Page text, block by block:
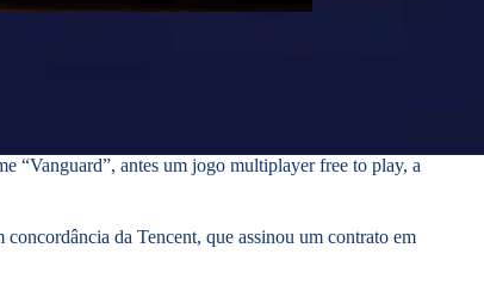
“Vanguard”, antes um jogo multiplayer free to play, a
da Tencent, que assinou um contrato em